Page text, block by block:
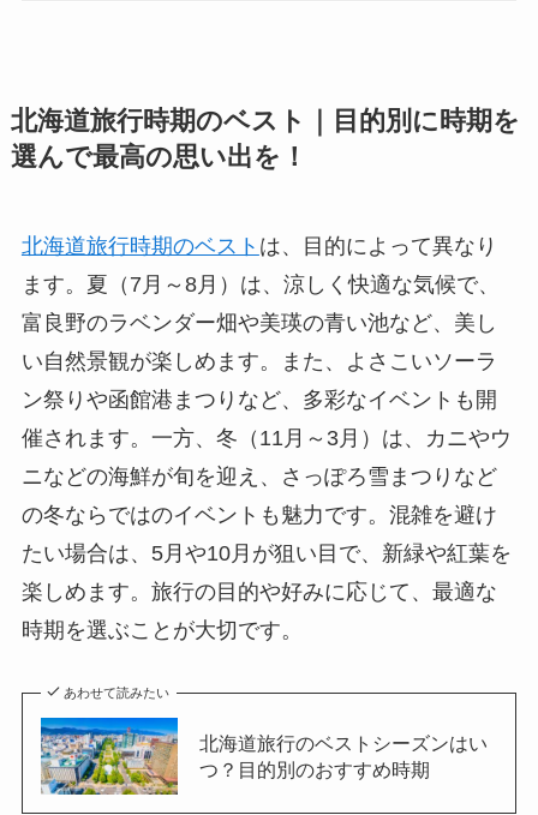
北海道旅行時期のベスト｜目的別に時期を
選んで最高の思い出を！
北海道旅行時期のベスト は、目的によって異なり
ます。夏（7月～8月）は、涼しく快適な気候で、
富良野のラベンダー畑や美瑛の青い池など、美し
い自然景観が楽しめます。また、よさこいソーラ
ン祭りや函館港まつりなど、多彩なイベントも開
催されます。一方、冬（11月～3月）は、カニやウ
ニなどの海鮮が旬を迎え、さっぽろ雪まつりなど
の冬ならではのイベントも魅力です。混雑を避け
たい場合は、5月や10月が狙い目で、新緑や紅葉を
楽しめます。旅行の目的や好みに応じて、最適な
時期を選ぶことが大切です。
あわせて読みたい
北海道旅行のベストシーズンはい
つ？目的別のおすすめ時期